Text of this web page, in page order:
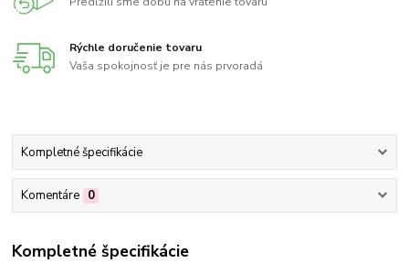
Rýchle doručenie tovaru
Vaša spokojnosť je pre nás prvoradá
Kompletné špecifikácie
Komentáre 0
Kompletné špecifikácie